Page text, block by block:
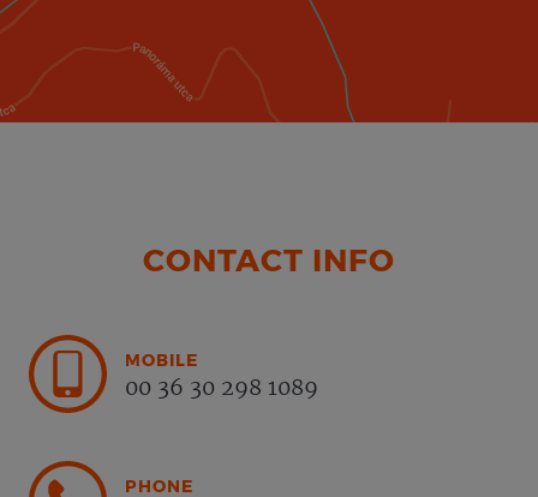
CONTACT INFO
MOBILE
00 36 30 298 1089
PHONE